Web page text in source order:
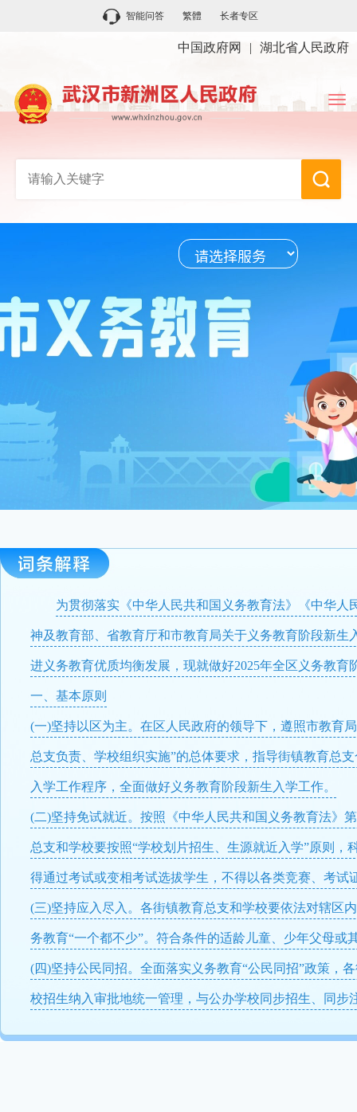
智能问答 繁體 长者专区
中国政府网 | 湖北省人民政府
为贯彻落实《中华人民共和国义务教育法》《中华
神及教育部、省教育厅和市教育局关于义务教育阶段新
进义务教育优质均衡发展，现就做好2025年全区义务教
一、基本原则
(一)坚持以区为主。在区人民政府的领导下，遵照市教育
总支负责、学校组织实施”的总体要求，指导街镇教育总
入学工作程序，全面做好义务教育阶段新生入学工作。
(二)坚持免试就近。按照《中华人民共和国义务教育法》
总支和学校要按照“学校划片招生、生源就近入学”原则
得通过考试或变相考试选拔学生，不得以各类竞赛、考
(三)坚持应入尽入。各街镇教育总支和学校要依法对辖区
务教育“一个都不少”。符合条件的适龄儿童、少年父母
(四)坚持公民同招。全面落实义务教育“公民同招”政策，
校招生纳入审批地统一管理，与公办学校同步招生、同步